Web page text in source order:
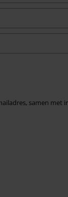
samen met